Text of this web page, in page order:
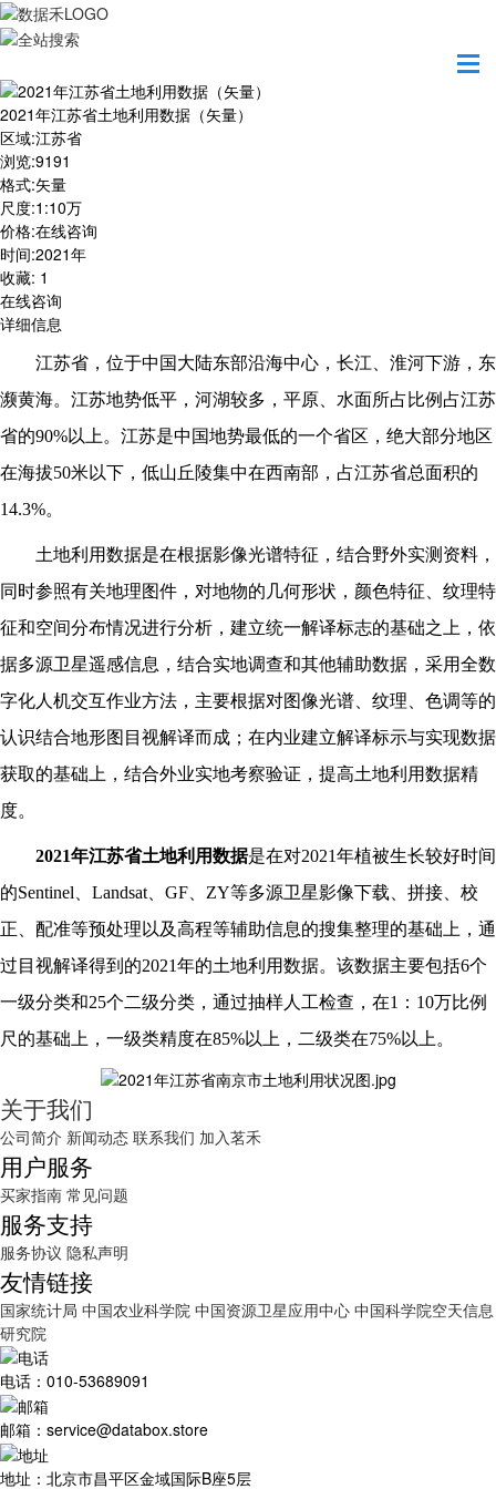
2021年江苏省土地利用数据（矢量）
区域:江苏省
浏览:9191
格式:矢量
尺度:1:10万
价格:在线咨询
时间:2021年
收藏: 1
在线咨询
详细信息
江苏省，位于中国大陆东部沿海中心，长江、淮河下游，东
濒黄海。江苏地势低平，河湖较多，平原、水面所占比例占江苏
省的90%以上。江苏是中国地势最低的一个省区，绝大部分地区
在海拔50米以下，低山丘陵集中在西南部，占江苏省总面积的
14.3%。
土地利用数据是在根据影像光谱特征，结合野外实测资料，
同时参照有关地理图件，对地物的几何形状，颜色特征、纹理特
征和空间分布情况进行分析，建立统一解译标志的基础之上，依
据多源卫星遥感信息，结合实地调查和其他辅助数据，采用全数
字化人机交互作业方法，主要根据对图像光谱、纹理、色调等的
认识结合地形图目视解译而成；在内业建立解译标示与实现数据
获取的基础上，结合外业实地考察验证，提高土地利用数据精
度。
2021年江苏省土地利用数据是在对2021年植被生长较好时间
的Sentinel、Landsat、GF、ZY等多源卫星影像下载、拼接、校
正、配准等预处理以及高程等辅助信息的搜集整理的基础上，通
过目视解译得到的2021年的土地利用数据。该数据主要包括6个
一级分类和25个二级分类，通过抽样人工检查，在1：10万比例
尺的基础上，一级类精度在85%以上，二级类在75%以上。
关于我们
公司简介 新闻动态 联系我们 加入茗禾
用户服务
买家指南 常见问题
服务支持
服务协议 隐私声明
友情链接
国家统计局 中国农业科学院 中国资源卫星应用中心 中国科学院空天信息
研究院
电话：010-53689091
邮箱：service@databox.store
地址：北京市昌平区金域国际B座5层